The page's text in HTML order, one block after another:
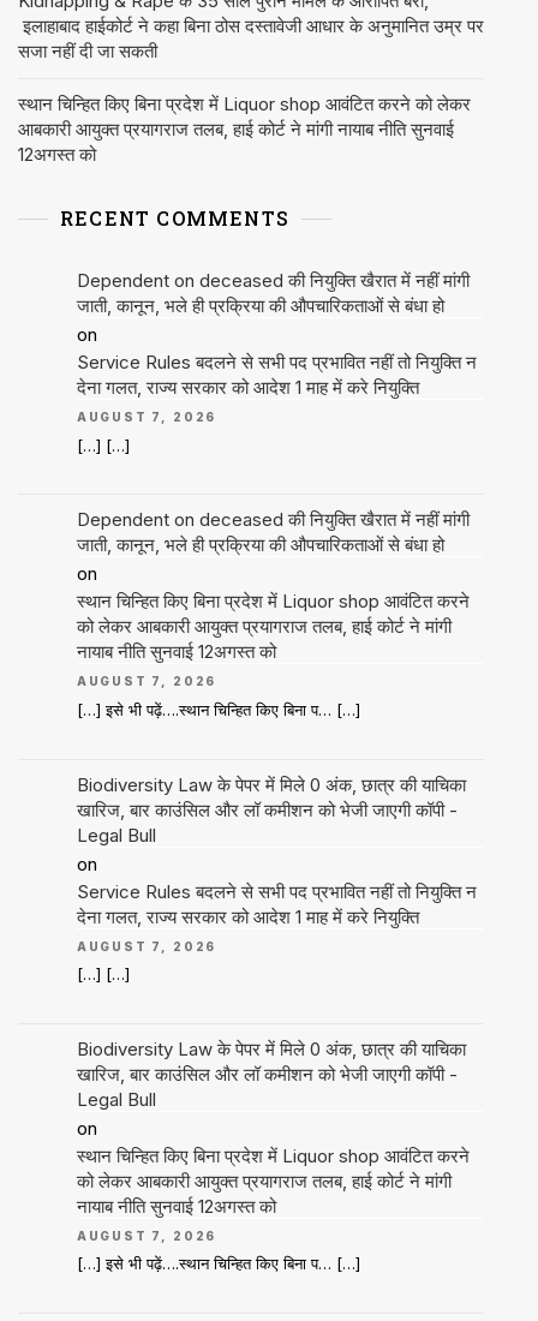
इलाहाबाद हाईकोर्ट ने कहा बिना ठोस दस्तावेजी आधार के अनुमानित उम्र पर
सजा नहीं दी जा सकती
स्थान चिन्हित किए बिना प्रदेश में Liquor shop आवंटित करने को लेकर
आबकारी आयुक्त प्रयागराज तलब, हाई कोर्ट ने मांगी नायाब नीति सुनवाई
12अगस्त को
RECENT COMMENTS
Dependent on deceased की नियुक्ति खैरात में नहीं मांगी
जाती, कानून, भले ही प्रक्रिया की औपचारिकताओं से बंधा हो
on
Service Rules बदलने से सभी पद प्रभावित नहीं तो नियुक्ति न
देना गलत, राज्य सरकार को आदेश 1 माह में करे नियुक्ति
AUGUST 7, 2026
[…] […]
Dependent on deceased की नियुक्ति खैरात में नहीं मांगी
जाती, कानून, भले ही प्रक्रिया की औपचारिकताओं से बंधा हो
on
स्थान चिन्हित किए बिना प्रदेश में Liquor shop आवंटित करने
को लेकर आबकारी आयुक्त प्रयागराज तलब, हाई कोर्ट ने मांगी
नायाब नीति सुनवाई 12अगस्त को
AUGUST 7, 2026
[…] इसे भी पढ़ें….स्थान चिन्हित किए बिना प… […]
Biodiversity Law के पेपर में मिले 0 अंक, छात्र की याचिका
खारिज, बार काउंसिल और लॉ कमीशन को भेजी जाएगी कॉपी -
Legal Bull
on
Service Rules बदलने से सभी पद प्रभावित नहीं तो नियुक्ति न
देना गलत, राज्य सरकार को आदेश 1 माह में करे नियुक्ति
AUGUST 7, 2026
[…] […]
Biodiversity Law के पेपर में मिले 0 अंक, छात्र की याचिका
खारिज, बार काउंसिल और लॉ कमीशन को भेजी जाएगी कॉपी -
Legal Bull
on
स्थान चिन्हित किए बिना प्रदेश में Liquor shop आवंटित करने
को लेकर आबकारी आयुक्त प्रयागराज तलब, हाई कोर्ट ने मांगी
नायाब नीति सुनवाई 12अगस्त को
AUGUST 7, 2026
[…] इसे भी पढ़ें….स्थान चिन्हित किए बिना प… […]